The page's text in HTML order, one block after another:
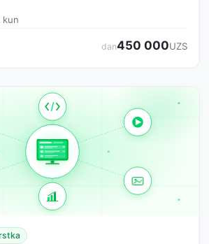
kun
dan450 000UZS